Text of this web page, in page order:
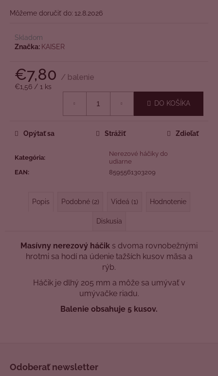
5
Môžeme doručiť do: 12.8.2026
Skladom
Značka: KAISER
€7,80 / balenie
Jednotková
€1,56 / 1 ks
DO KOŠÍKA
Kategória:
Nerezové háčiky do
udiarne
EAN: 8595561303209
Opýtať sa Strážiť Zdieľať
Popis Podobné (2) Videá (1) Hodnotenie
Diskusia
Masívny nerezový háčik s dvoma rovnobežnými
hrotmi sa hodí na údenie tažších kusov mäsa a
rýb.
Háčik je dlhý 205 mm a môže sa umývať v
umývačke riadu.
Balenie obsahuje 5 kusov.
a
e
Odoberať newsletter